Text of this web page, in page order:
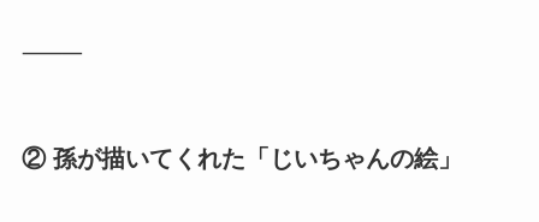
⸻
② 孫が描いてくれた「じいちゃんの絵」